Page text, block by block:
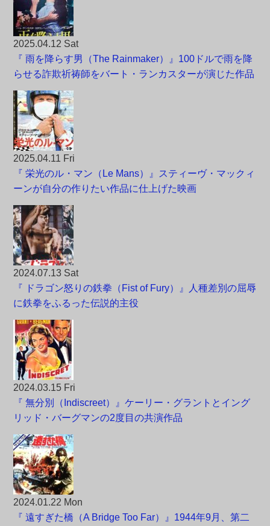
2025.04.12 Sat
『 雨を降らす男（The Rainmaker）』100ドルで雨を降
らせる詐欺祈祷師をバート・ランカスターが演じた作品
2025.04.11 Fri
『 栄光のル・マン（Le Mans）』スティーヴ・マックィ
ーンが自分の作りたい作品に仕上げた映画
2024.07.13 Sat
『 ドラゴン怒りの鉄拳（Fist of Fury）』人種差別の屈辱
に鉄拳をふるった伝説的主役
2024.03.15 Fri
『 無分別（Indiscreet）』ケーリー・グラントとイング
リッド・バーグマンの2度目の共演作品
2024.01.22 Mon
『 遠すぎた橋（A Bridge Too Far）』1944年9月、第二